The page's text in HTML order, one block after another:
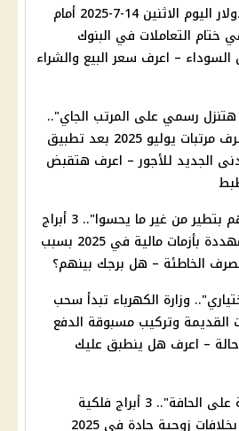
سعر الدولار اليوم الاثنين 14-7-2025 أمام
ختام التعاملات في البنوك
– اعرف سعر البيع والشراء
هتنزل رسمي على المرتب الجاي"..
موعد صرف مرتبات يوليو 2025 بعد تطبيق
الجديد للأجور – اعرف هتقبض
"فلوسهم بتطير من غير ما يحسوا".. 3 أبراج
فلكية مهددة بأزمات مالية في 2025 بسبب
الخاطئة – هل برجك بينهم؟
وزارة الكهرباء تبدأ سحب
القديمة وتركيب مسبوقة الدفع
في 11 حالة – اعرف هل ينطبق عليك
"العلاقة على الحافة".. 3 أبراج فلكية
مهددة بخلافات زوجية حادة في 2025